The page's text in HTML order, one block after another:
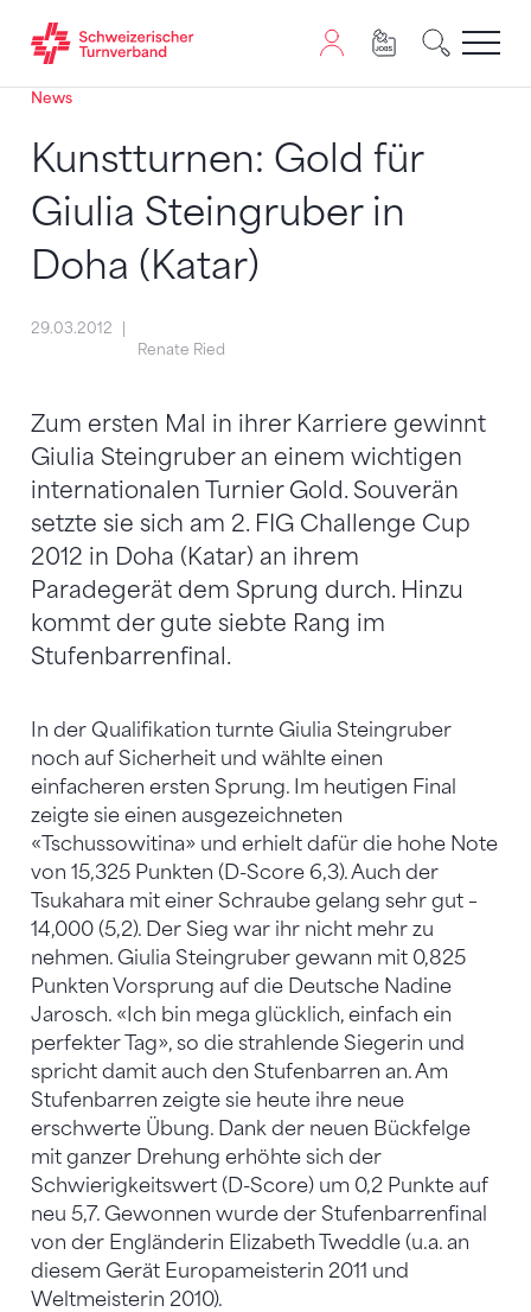
Zum Inhalt springen
Zur Sitemap navigieren
Zum Navigieren dieser Seite wird JavaScript benötigt.
News
Kunstturnen: Gold für
Giulia Steingruber in
Doha (Katar)
29.03.2012
Renate Ried
Zum ersten Mal in ihrer Karriere gewinnt
Giulia Steingruber an einem wichtigen
internationalen Turnier Gold. Souverän
setzte sie sich am 2. FIG Challenge Cup
2012 in Doha (Katar) an ihrem
Paradegerät dem Sprung durch. Hinzu
kommt der gute siebte Rang im
Stufenbarrenfinal.
In der Qualifikation turnte Giulia Steingruber
noch auf Sicherheit und wählte einen
einfacheren ersten Sprung. Im heutigen Final
zeigte sie einen ausgezeichneten
«Tschussowitina» und erhielt dafür die hohe Note
von 15,325 Punkten (D-Score 6,3). Auch der
Tsukahara mit einer Schraube gelang sehr gut –
14,000 (5,2). Der Sieg war ihr nicht mehr zu
nehmen. Giulia Steingruber gewann mit 0,825
Punkten Vorsprung auf die Deutsche Nadine
Jarosch. «Ich bin mega glücklich, einfach ein
perfekter Tag», so die strahlende Siegerin und
spricht damit auch den Stufenbarren an. Am
Stufenbarren zeigte sie heute ihre neue
erschwerte Übung. Dank der neuen Bückfelge
mit ganzer Drehung erhöhte sich der
Schwierigkeitswert (D-Score) um 0,2 Punkte auf
neu 5,7. Gewonnen wurde der Stufenbarrenfinal
von der Engländerin Elizabeth Tweddle (u.a. an
diesem Gerät Europameisterin 2011 und
Weltmeisterin 2010).